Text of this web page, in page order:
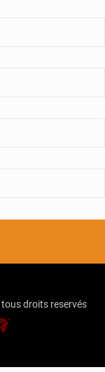
tous droits reservés